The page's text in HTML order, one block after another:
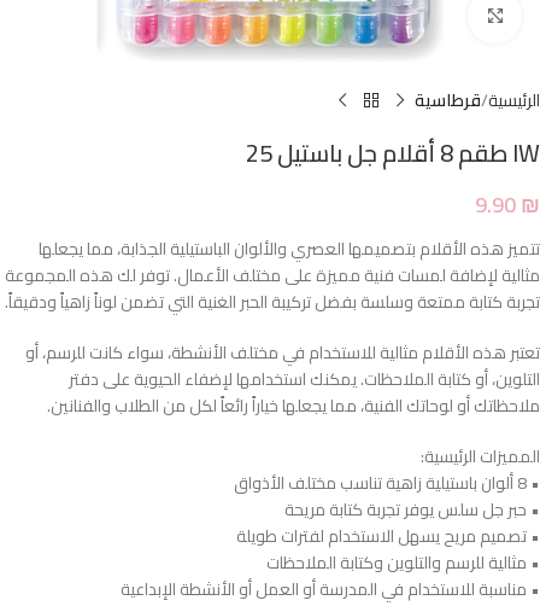
Click to enlarge
الرئيسية قرطاسية
IW طقم 8 أقلام جل باستيل 25
9.90₪
تتميز هذه الأقلام بتصميمها العصري والألوان الباستيلية الجذابة، مما يجعلها
مثالية لإضافة لمسات فنية مميزة على مختلف الأعمال. توفر لك هذه المجموعة
تجربة كتابة ممتعة وسلسة بفضل تركيبة الحبر الغنية التي تضمن لوناً زاهياً ودقيقاً.
تعتبر هذه الأقلام مثالية للاستخدام في مختلف الأنشطة، سواء كانت للرسم، أو
التلوين، أو كتابة الملاحظات. يمكنك استخدامها لإضفاء الحيوية على دفتر
ملاحظاتك أو لوحاتك الفنية، مما يجعلها خياراً رائعاً لكل من الطلاب والفنانين.
المميزات الرئيسية:
• 8 ألوان باستيلية زاهية تناسب مختلف الأذواق
• حبر جل سلس يوفر تجربة كتابة مريحة
• تصميم مريح يسهل الاستخدام لفترات طويلة
• مثالية للرسم والتلوين وكتابة الملاحظات
• مناسبة للاستخدام في المدرسة أو العمل أو الأنشطة الإبداعية